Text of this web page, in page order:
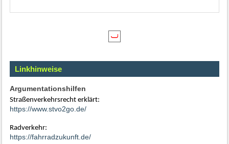
Linkhinweise
Argumentationshilfen
Straßenverkehrsrecht erklärt:
https://www.stvo2go.de/
Radverkehr:
https://fahrradzukunft.de/